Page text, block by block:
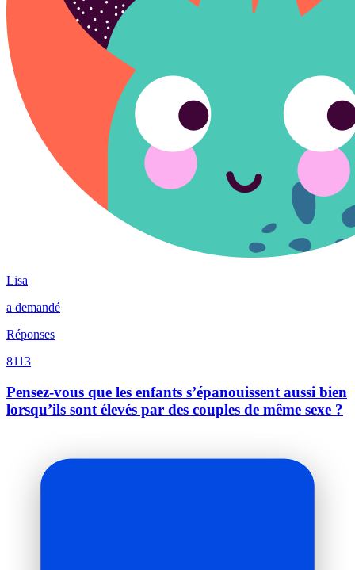
Lisa
a demandé
Réponses
8113
Pensez-vous que les enfants s’épanouissent aussi bien
lorsqu’ils sont élevés par des couples de même sexe ?